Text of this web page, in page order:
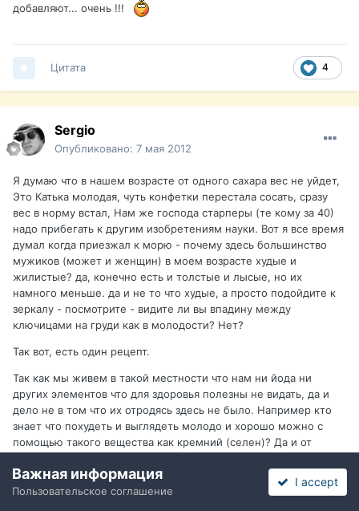
добавляют... очень !!!
4
Цитата
Sergio
Опубликовано: 7 мая 2012
Я думаю что в нашем возрасте от одного сахара вес не уйдет,
Это Катька молодая, чуть конфетки перестала сосать, сразу
вес в норму встал, Нам же господа старперы (те кому за 40)
надо прибегать к другим изобретениям науки. Вот я все время
думал когда приезжал к морю - почему здесь большинство
мужиков (может и женщин) в моем возрасте худые и
жилистые? да, конечно есть и толстые и лысые, но их
намного меньше. да и не то что худые, а просто подойдите к
зеркалу - посмотрите - видите ли вы впадину между
ключицами на груди как в молодости? Нет?
Так вот, есть один рецепт.
Так как мы живем в такой местности что нам ни йода ни
других элементов что для здоровья полезны не видать, да и
дело не в том что их отродясь здесь не было. Например кто
знает что похудеть и выглядеть молодо и хорошо можно с
помощью такого вещества как кремний (селен)? Да и от
думаю что мало кто, А все дело в том что у нас он был, и в
отличие от приморских краев в нашем организме он
Важная информация
Пользовательское соглашение
I accept